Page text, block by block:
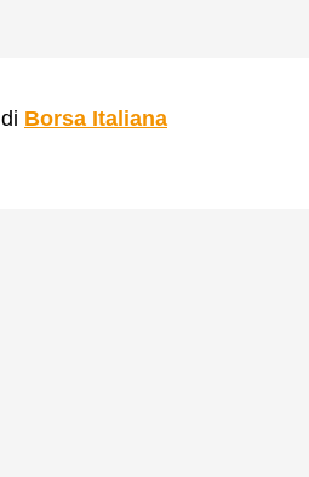
Borsa Italiana